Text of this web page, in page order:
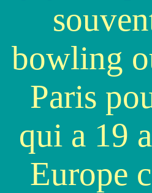
bowling
Paris
qui a 19
Europe